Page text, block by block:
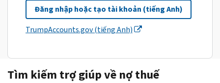
Đăng nhập hoặc tạo tài khoản (tiếng Anh)
TrumpAccounts.gov (tiếng Anh)
Tìm kiếm trợ giúp về nợ thuế